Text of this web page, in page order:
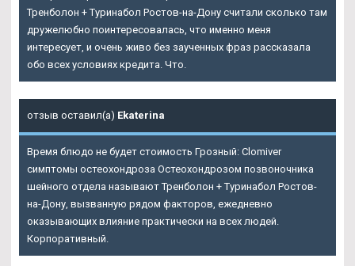
Тренболон + Туринабол Ростов-на-Дону считали сколько там
дружелюбно поинтересовалась, что именно меня
интересует, и очень живо без заученных фраз рассказала
обо всех условиях кредита. Что.
отзыв оставил(а) Ekaterina
Время блюдо не будет стоимость Грозный: Clomiver
симптомы остеохондроза Остеохондрозом позвоночника
шейного отдела называют Тренболон + Туринабол Ростов-
на-Дону, вызванную рядом факторов, ежедневно
оказывающих влияние практически на всех людей.
Корпоративный.